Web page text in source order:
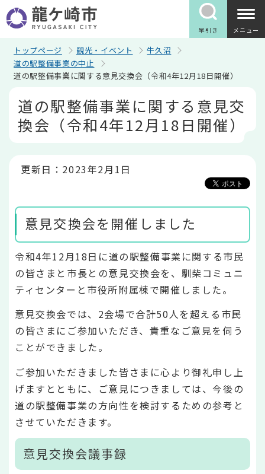
の
ペ
早引き メニュー
トップページ 観光・イベント
牛久沼
道の駅整備事業の中止
道の駅整備事業に関する意見交換会（令和4年12月18日開催）
道の駅整備事業に関する意見交
換会（令和4年12月18日開催）
更新日：2023年2月1日
意見交換会を開催しました
令和4年12月18日に道の駅整備事業に関する市民
の皆さまと市長との意見交換会を、馴柴コミュニ
ティセンターと市役所附属棟で開催しました。
意見交換会では、2会場で合計50人を超える市民
の皆さまにご参加いただき、貴重なご意見を伺う
ことができました。
ご参加いただきました皆さまに心より御礼申し上
げますとともに、ご意見につきましては、今後の
道の駅整備事業の方向性を検討するための参考と
させていただきます。
意見交換会議事録